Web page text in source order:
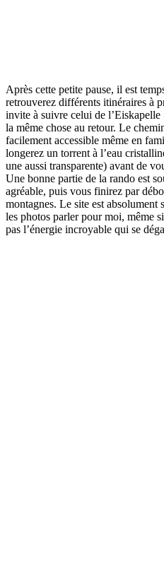
Après cette petite pause, il est
retrouverez différents itinéraires à
invite à suivre celui de
la même chose au retour. Le
facilement accessible même en
longerez un torrent à l’eau
une aussi transparente) avant de
Une bonne partie de la rando est
agréable, puis vous finirez par
montagnes. Le site est
les photos parler pour moi, même
pas l’énergie incroyable qui se